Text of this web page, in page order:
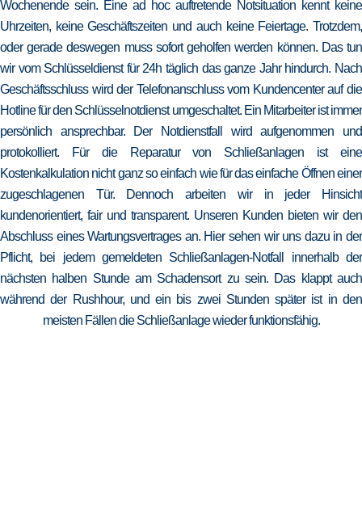
Wochenende sein. Eine ad hoc auftretende Notsituation kennt keine
Uhrzeiten, keine Geschäftszeiten und auch keine Feiertage. Trotzdem,
oder gerade deswegen muss sofort geholfen werden können. Das tun
wir vom Schlüsseldienst für 24h täglich das ganze Jahr hindurch. Nach
Geschäftsschluss wird der Telefonanschluss vom Kundencenter auf die
Hotline für den Schlüsselnotdienst umgeschaltet. Ein Mitarbeiter ist immer
persönlich ansprechbar. Der Notdienstfall wird aufgenommen und
protokolliert. Für die Reparatur von Schließanlagen ist eine
Kostenkalkulation nicht ganz so einfach wie für das einfache Öffnen einer
zugeschlagenen Tür. Dennoch arbeiten wir in jeder Hinsicht
kundenorientiert, fair und transparent. Unseren Kunden bieten wir den
Abschluss eines Wartungsvertrages an. Hier sehen wir uns dazu in der
Pflicht, bei jedem gemeldeten Schließanlagen-Notfall innerhalb der
nächsten halben Stunde am Schadensort zu sein. Das klappt auch
während der Rushhour, und ein bis zwei Stunden später ist in den
meisten Fällen die Schließanlage wieder funktionsfähig.